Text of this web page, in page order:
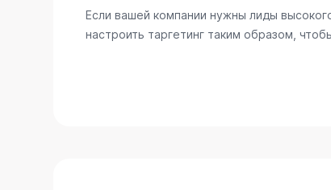
Если вашей компании нужны лиды
настроить таргетинг таким образом,